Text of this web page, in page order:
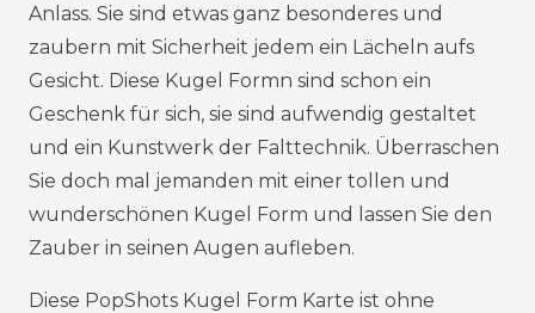
Anlass. Sie sind etwas ganz besonderes und
zaubern mit Sicherheit jedem ein Lächeln aufs
Gesicht. Diese Kugel Formn sind schon ein
Geschenk für sich, sie sind aufwendig gestaltet
und ein Kunstwerk der Falttechnik. Überraschen
Sie doch mal jemanden mit einer tollen und
wunderschönen Kugel Form und lassen Sie den
Zauber in seinen Augen aufleben.
Diese PopShots Kugel Form Karte ist ohne